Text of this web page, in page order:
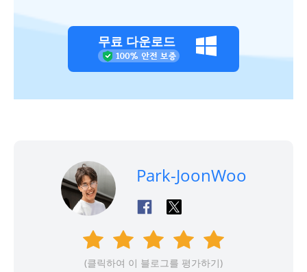
무료 다운로드
Park-JoonWoo
(클릭하여 이 블로그를 평가하기)